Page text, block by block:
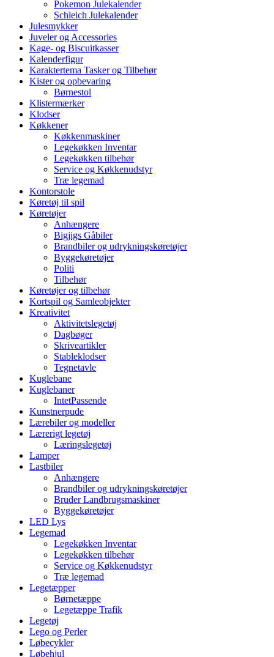
Pokemon Julekalender
Schleich Julekalender
Julesmykker
Juveler og Accessories
Kage- og Biscuitkasser
Kalenderfigur
Karaktertema Tasker og Tilbehør
Kister og opbevaring
Børnestol
Klistermærker
Klodser
Køkkener
Køkkenmaskiner
Legekøkken Inventar
Legekøkken tilbehør
Service og Køkkenudstyr
Træ legemad
Kontorstole
Køretøj til spil
Køretøjer
Anhængere
Bigjigs Gåbiler
Brandbiler og udrykningskøretøjer
Byggekøretøjer
Politi
Tilbehør
Køretøjer og tilbehør
Kortspil og Samleobjekter
Kreativitet
Aktivitetslegetøj
Dagbøger
Skriveartikler
Stableklodser
Tegnetavle
Kuglebane
Kuglebaner
IntetPassende
Kunstnerpude
Lærebiler og modeller
Lærerigt legetøj
Læringslegetøj
Lamper
Lastbiler
Anhængere
Brandbiler og udrykningskøretøjer
Bruder Landbrugsmaskiner
Byggekøretøjer
LED Lys
Legemad
Legekøkken Inventar
Legekøkken tilbehør
Service og Køkkenudstyr
Træ legemad
Legetæpper
Børnetæppe
Legetæppe Trafik
Legetøj
Lego og Perler
Løbecykler
Løbehjul